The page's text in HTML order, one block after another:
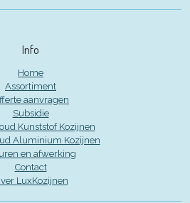
Info
Home
Assortiment
aanvragen
Subsidie
Kunststof Kozijnen
Aluminium Kozijnen
en afwerking
Contact
LuxKozijnen